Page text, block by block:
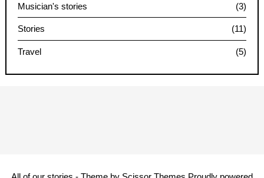
Musician's stories (3)
Stories (11)
Travel (5)